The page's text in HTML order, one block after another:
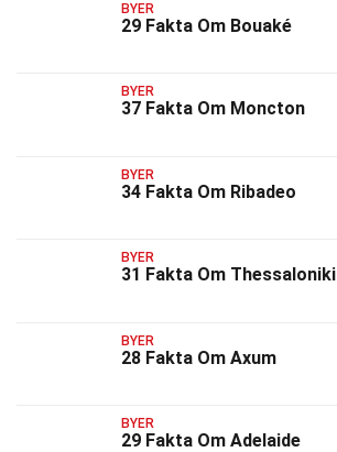
BYER
29 Fakta Om Bouaké
BYER
37 Fakta Om Moncton
BYER
34 Fakta Om Ribadeo
BYER
31 Fakta Om Thessaloniki
BYER
28 Fakta Om Axum
BYER
29 Fakta Om Adelaide